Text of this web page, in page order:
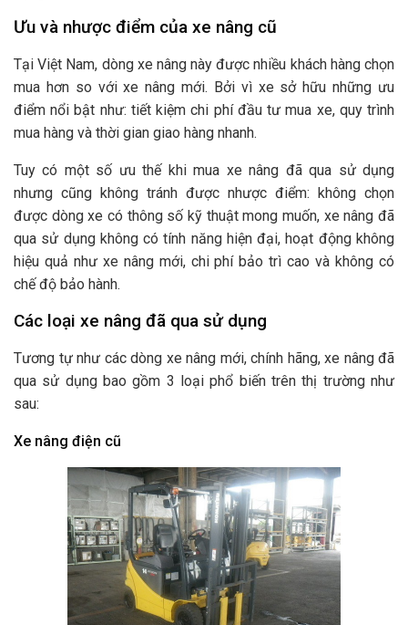
Ưu và nhược điểm của xe nâng cũ
Tại Việt Nam, dòng xe nâng này được nhiều khách hàng chọn
mua hơn so với xe nâng mới. Bởi vì xe sở hữu những ưu
điểm nổi bật như: tiết kiệm chi phí đầu tư mua xe, quy trình
mua hàng và thời gian giao hàng nhanh.
Tuy có một số ưu thế khi mua xe nâng đã qua sử dụng
nhưng cũng không tránh được nhược điểm: không chọn
được dòng xe có thông số kỹ thuật mong muốn, xe nâng đã
qua sử dụng không có tính năng hiện đại, hoạt động không
hiệu quả như xe nâng mới, chi phí bảo trì cao và không có
chế độ bảo hành.
Các loại xe nâng đã qua sử dụng
Tương tự như các dòng xe nâng mới, chính hãng, xe nâng đã
qua sử dụng bao gồm 3 loại phổ biến trên thị trường như
sau:
Xe nâng điện cũ